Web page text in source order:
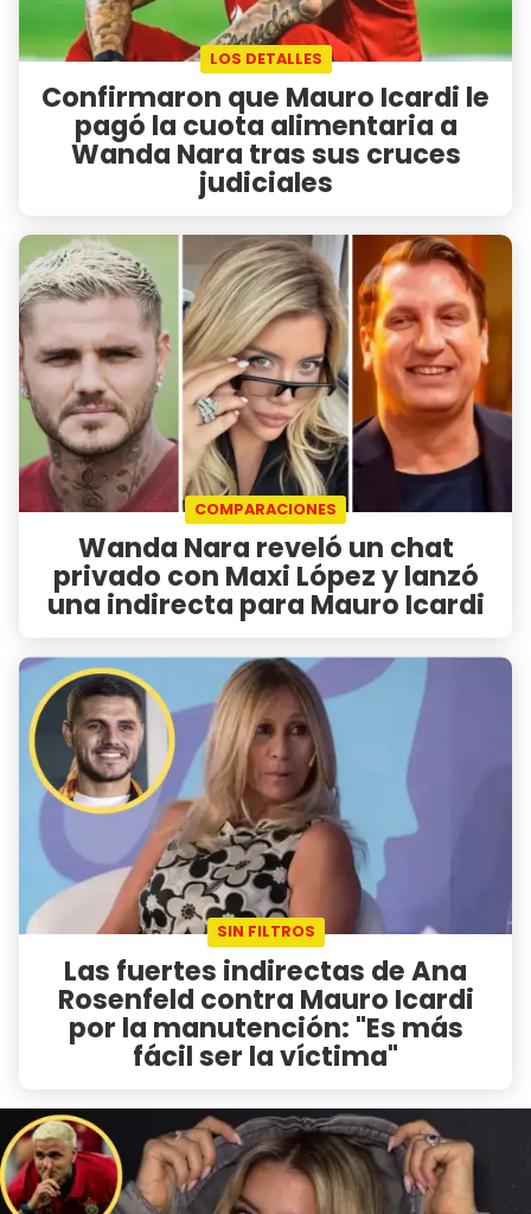
LOS DETALLES
Confirmaron que Mauro Icardi le
pagó la cuota alimentaria a
Wanda Nara tras sus cruces
judiciales
COMPARACIONES
Wanda Nara reveló un chat
privado con Maxi López y lanzó
una indirecta para Mauro Icardi
SIN FILTROS
Las fuertes indirectas de Ana
Rosenfeld contra Mauro Icardi
por la manutención: "Es más
fácil ser la víctima"